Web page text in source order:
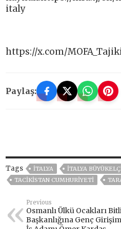
italy
https://x.com/
Paylaş:
Tags İTALYA İTALYA
TACIKISTAN CUMHURIYETI
Previous
Osmanlı Ülkü Ocakları
Başkanlığına Genç